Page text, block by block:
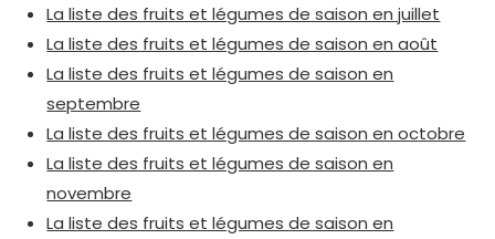
La liste des fruits et légumes de saison en juillet
La liste des fruits et légumes de saison en août
La liste des fruits et légumes de saison en
septembre
La liste des fruits et légumes de saison en octobre
La liste des fruits et légumes de saison en
novembre
La liste des fruits et légumes de saison en